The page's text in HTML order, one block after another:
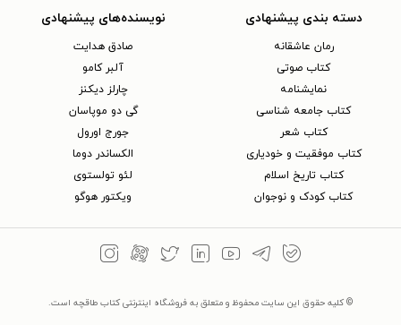
دسته بندی پیشنهادی
رمان عاشقانه
کتاب‌ صوتی
نمایشنامه
کتاب جامعه شناسی
کتاب شعر
کتاب موفقیت و خودیاری
کتاب تاریخ اسلام
کتاب کودک و نوجوان
نویسنده‌های پیشنهادی
صادق هدایت
آلبر کامو
چارلز دیکنز
گی دو موپاسان
جورج اورول
الکساندر دوما
لئو تولستوی
ویکتور هوگو
© کلیه حقوق این سایت محفوظ و متعلق به فروشگاه اینترنتی کتاب طاقچه است.